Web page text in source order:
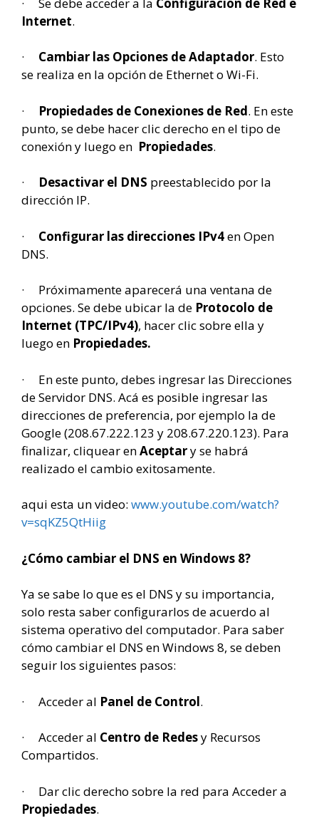
Internet.
· Cambiar las Opciones de Adaptador. Esto
se realiza en la opción de Ethernet o Wi-Fi.
· Propiedades de Conexiones de Red. En este
punto, se debe hacer clic derecho en el tipo de
conexión y luego en Propiedades.
· Desactivar el DNS preestablecido por la
dirección IP.
· Configurar las direcciones IPv4en Open
DNS.
· Próximamente aparecerá una ventana de
opciones. Se debe ubicar la de Protocolo de
Internet (TPC/IPv4), hacer clic sobre ella y
luego en Propiedades.
· En este punto, debes ingresar las Direcciones
de Servidor DNS. Acá es posible ingresar las
direcciones de preferencia, por ejemplo la de
Google (208.67.222.123 y 208.67.220.123). Para
finalizar, cliquear enAceptary se habrá
realizado el cambio exitosamente.
aqui esta un video: www.youtube.com/watch?
v=sqKZ5QtHiig
¿Cómo cambiar el DNS en Windows 8?
Ya se sabe lo que es el DNS y su importancia,
solo resta saber configurarlos de acuerdo al
sistema operativo del computador. Para saber
cómo cambiar el DNS en Windows 8, se deben
seguir los siguientes pasos:
· Acceder al Panel de Control.
· Acceder al Centro de Redesy Recursos
Compartidos.
· Dar clic derecho sobre la red para Acceder a
Propiedades.